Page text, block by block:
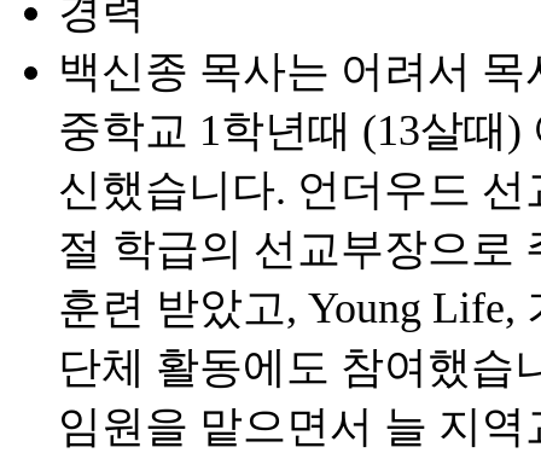
경력
백신종 목사는 어려서
중학교 1학년때 (13살때
신했습니다. 언더우드
절 학급의 선교부장으로
훈련 받았고, Young
단체 활동에도 참여했습
임원을 맡으면서 늘 지